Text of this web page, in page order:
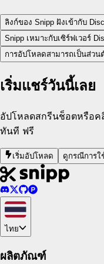
ลิงก์ของ Snipp ฝังเข้ากับ
Snipp เหมาะกับเซิร์ฟเวอร์
การอัปโหลดสามารถเป็นส่วน
เริ่มแชร์วันนี้เลย
อัปโหลดสกรีนช็อตหรือ
ทันที ฟรี
เริ่มอัปโหลด ดูกรณีการใ
ไทย
ผลิตภัณฑ์